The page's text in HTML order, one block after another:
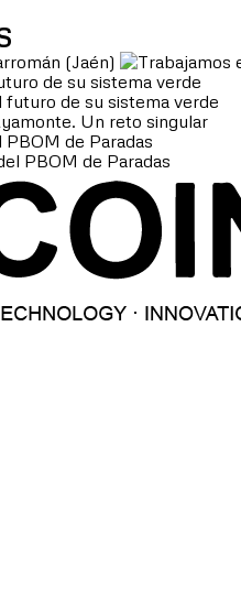
(Jaén)
de su sistema verde
de Paradas